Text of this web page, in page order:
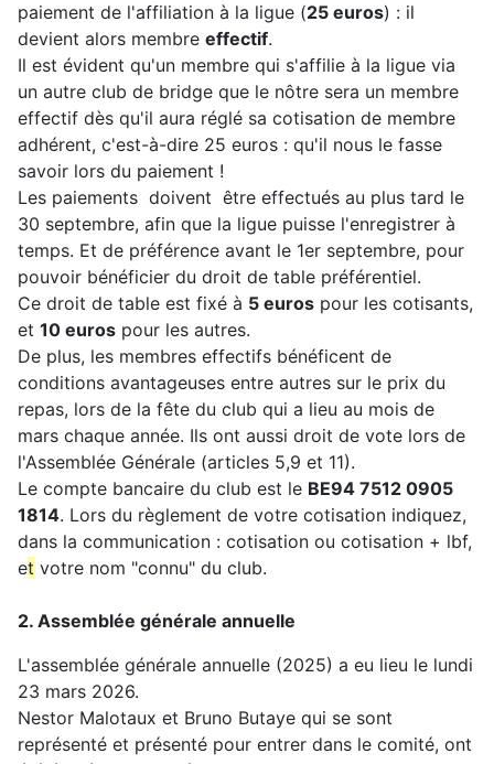
paiement de l'affiliation à la ligue (25 euros) : il
devient alors membre effectif.
Il est évident qu'un membre qui s'affilie à la ligue via
un autre club de bridge que le nôtre sera un membre
effectif dès qu'il aura réglé sa cotisation de membre
adhérent, c'est-à-dire 25 euros : qu'il nous le fasse
savoir lors du paiement !
Les paiements doivent être effectués au plus tard le
30 septembre, afin que la ligue puisse l'enregistrer à
temps. Et de préférence avant le 1er septembre, pour
pouvoir bénéficier du droit de table préférentiel.
Ce droit de table est fixé à 5 euros pour les cotisants,
et 10 euros pour les autres.
De plus, les membres effectifs bénéficent de
conditions avantageuses entre autres sur le prix du
repas, lors de la fête du club qui a lieu au mois de
mars chaque année. Ils ont aussi droit de vote lors de
l'Assemblée Générale (articles 5,9 et 11).
Le compte bancaire du club est le BE94 7512 0905
1814. Lors du règlement de votre cotisation indiquez,
dans la communication : cotisation ou cotisation + lbf,
et votre nom "connu" du club.
2. Assemblée générale annuelle
L'assemblée générale annuelle (2025) a eu lieu le lundi
23 mars 2026.
Nestor Malotaux et Bruno Butaye qui se sont
représenté et présenté pour entrer dans le comité, ont